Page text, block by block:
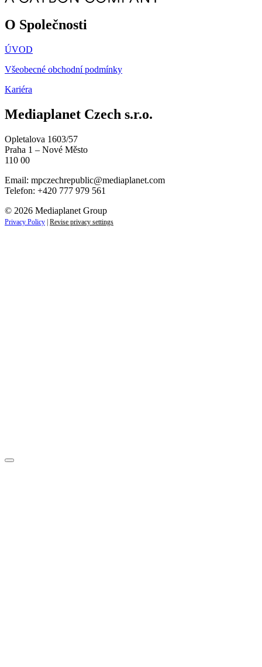
O Společnosti
ÚVOD
Všeobecné obchodní podmínky
Kariéra
Mediaplanet Czech s.r.o.
Opletalova 1603/57
Praha 1 – Nové Město
110 00
Email: mpczechrepublic@mediaplanet.com
Telefon: +420 777 979 561
© 2026 Mediaplanet Group
Privacy Policy | Revise privacy settings